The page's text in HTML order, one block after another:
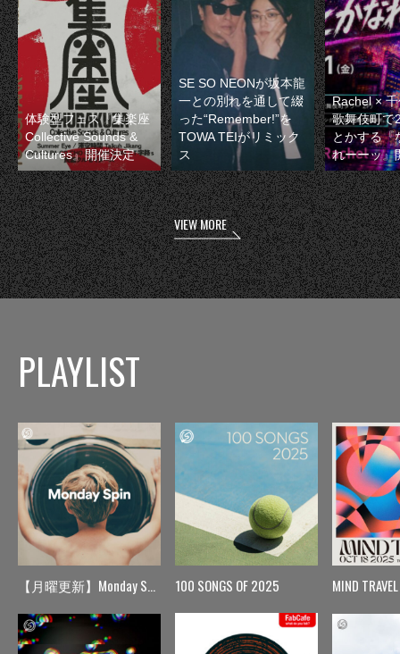
体験型フェス『集楽座
Collective Sounds &
Cultures』開催決定
SE SO NEONが坂本龍
一との別れを通して綴
った“Remember!”を
TOWA TEIがリミック
ス
Rachel ×
歌舞伎町で
とかする『
れーーッ』
VIEW MORE
PLAYLIST
【月曜更新】Monday Spin 100 SONGS OF 2025 MIND TRAVEL